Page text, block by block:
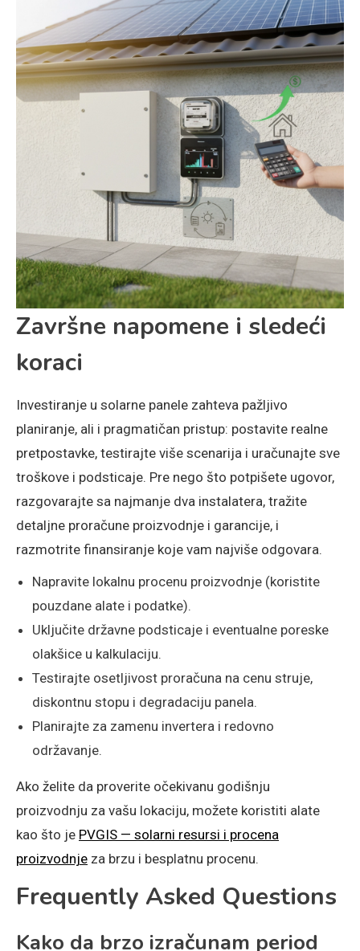
Završne napomene i sledeći
koraci
Investiranje u solarne panele zahteva pažljivo
planiranje, ali i pragmatičan pristup: postavite realne
pretpostavke, testirajte više scenarija i uračunajte sve
troškove i podsticaje. Pre nego što potpišete ugovor,
razgovarajte sa najmanje dva instalatera, tražite
detaljne proračune proizvodnje i garancije, i
razmotrite finansiranje koje vam najviše odgovara.
Napravite lokalnu procenu proizvodnje (koristite
pouzdane alate i podatke).
Uključite državne podsticaje i eventualne poreske
olakšice u kalkulaciju.
Testirajte osetljivost proračuna na cenu struje,
diskontnu stopu i degradaciju panela.
Planirajte za zamenu invertera i redovno
održavanje.
Ako želite da proverite očekivanu godišnju
proizvodnju za vašu lokaciju, možete koristiti alate
kao što je PVGIS — solarni resursi i procena
proizvodnje za brzu i besplatnu procenu.
Frequently Asked Questions
Kako da brzo izračunam period